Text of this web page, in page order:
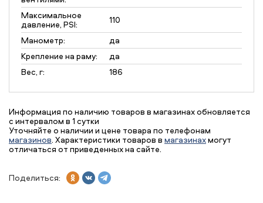
Максимальное
давление, PSI:
110
Манометр:
да
Крепление на раму:
да
Вес, г:
186
Информация по наличию товаров в магазинах обновляется
с интервалом в 1 сутки
Уточняйте о наличии и цене товара по телефонам
магазинов. Характеристики товаров в магазинахмогут
отличаться от приведенных на сайте.
Поделиться: